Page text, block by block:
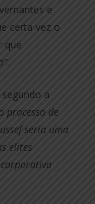
e
certa vez o
que
.
a
processo de
seria uma
elites